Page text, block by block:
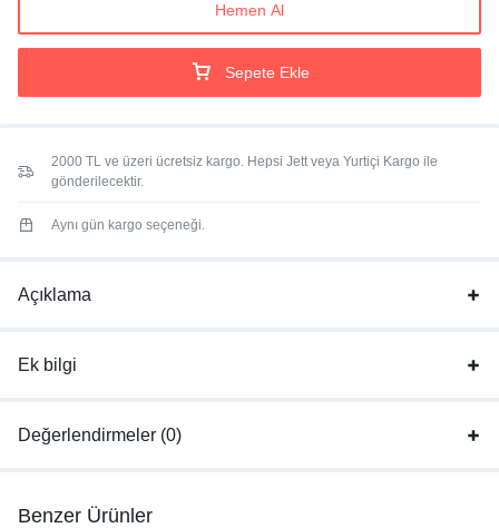
Sepete Ekle
Hemen Al
2000 TL ve üzeri ücretsiz kargo. Hepsi Jett veya Yurtiçi Kargo ile
gönderilecektir.
Aynı gün kargo seçeneği.
Açıklama
Ek bilgi
Değerlendirmeler (0)
Benzer Ürünler